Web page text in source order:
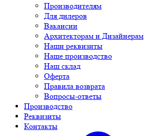
Производителям
Для дилеров
Вакансии
Архитекторам и Дизайнерам
Наши реквизиты
Наше производство
Наш склад
Оферта
Правила возврата
Вопросы-ответы
Производство
Реквизиты
Контакты